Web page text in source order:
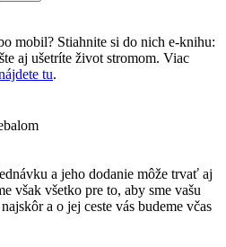
mobil? Stiahnite si do nich e-knihu:
aj ušetríte život stromom. Viac
tu.
a jeho dodanie môže trvať aj
však všetko pre to, aby sme vašu
a o jej ceste vás budeme včas